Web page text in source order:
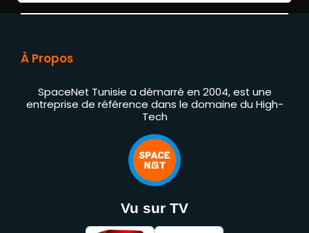
À Propos
SpaceNet Tunisie a démarré en 2004, est une
entreprise de référence dans le domaine du High-
Tech
Vu sur TV